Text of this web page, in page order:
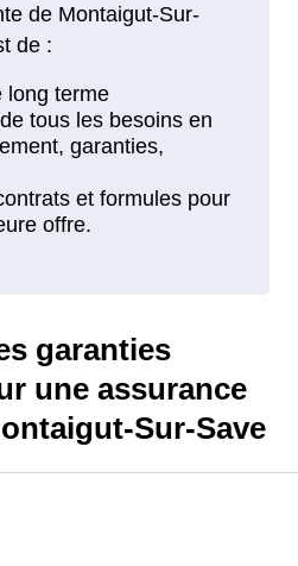
de Montaigut-Sur-
de :
garanties
une assurance
Sur-Save